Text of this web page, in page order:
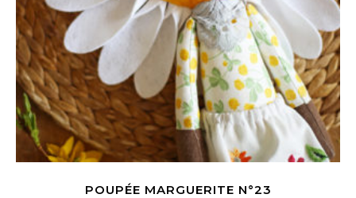
POUPÉE MARGUERITE N°23